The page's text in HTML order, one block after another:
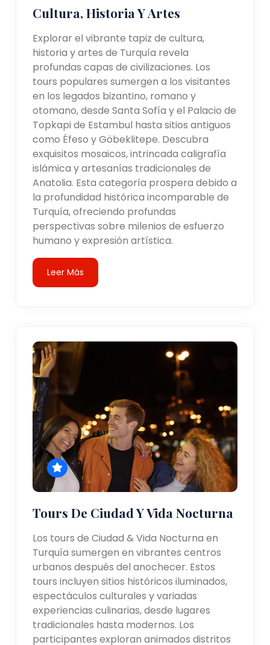
Cultura, Historia Y Artes
Explorar el vibrante tapiz de cultura,
historia y artes de Turquía revela
profundas capas de civilizaciones. Los
tours populares sumergen a los visitantes
en los legados bizantino, romano y
otomano, desde Santa Sofía y el Palacio de
Topkapi de Estambul hasta sitios antiguos
como Éfeso y Göbeklitepe. Descubra
exquisitos mosaicos, intrincada caligrafía
islámica y artesanías tradicionales de
Anatolia. Esta categoría prospera debido a
la profundidad histórica incomparable de
Turquía, ofreciendo profundas
perspectivas sobre milenios de esfuerzo
humano y expresión artística.
Leer Más
Tours De Ciudad Y Vida Nocturna
Los tours de Ciudad & Vida Nocturna en
Turquía sumergen en vibrantes centros
urbanos después del anochecer. Estos
tours incluyen sitios históricos iluminados,
espectáculos culturales y variadas
experiencias culinarias, desde lugares
tradicionales hasta modernos. Los
participantes exploran animados distritos